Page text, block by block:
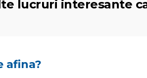
lucruri interesante
afina?